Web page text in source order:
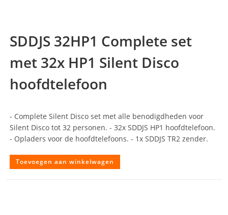
SDDJS 32HP1 Complete set
met 32x HP1 Silent Disco
hoofdtelefoon
- Complete Silent Disco set met alle benodigdheden voor
Silent Disco tot 32 personen. - 32x SDDJS HP1 hoofdtelefoon.
- Opladers voor de hoofdtelefoons. - 1x SDDJS TR2 zender.
Toevoegen aan winkelwagen